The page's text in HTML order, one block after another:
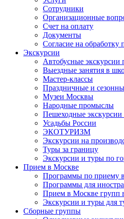
Сотрудники
Организационные
Счет на оплату
Документы
Согласие на
Экскурсии
Автобусные экскурсии
Выездные занятия в
Мастер-классы
Праздничные и
Музеи Москвы
Народные промыслы
Пешеходные
Усадьбы России
ЭКОТУРИЗМ
Экскурсии на
Туры за границу
Экскурсии и туры по
Прием в Москве
Программы по приему
Программы для
Прием в Москве групп
Экскурсии и туры для
Сборные группы